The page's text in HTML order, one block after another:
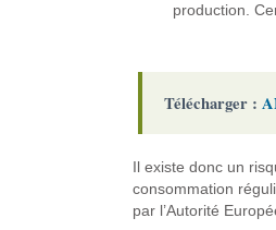
production.
Télécharger :
Il existe donc un
consommation
par l’Autorité